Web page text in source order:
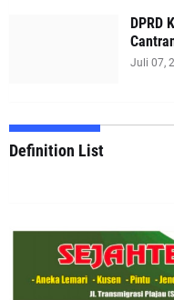
DPRD
Juli 07,
Definition List